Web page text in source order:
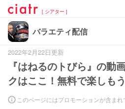
[ シアター ]
バラエティ配信
2022年2月22日更新
『はねるのトびら』の動
クはここ！無料で楽しもう
このページにはプロモーションが含まれ